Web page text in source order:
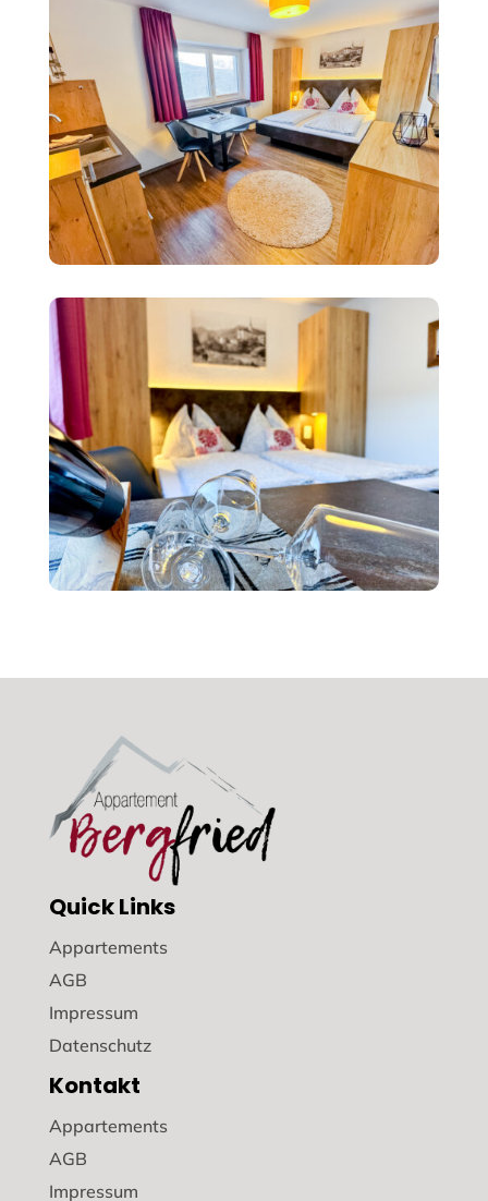
Quick Links
Appartements
AGB
Impressum
Datenschutz
Kontakt
Appartements
AGB
Impressum